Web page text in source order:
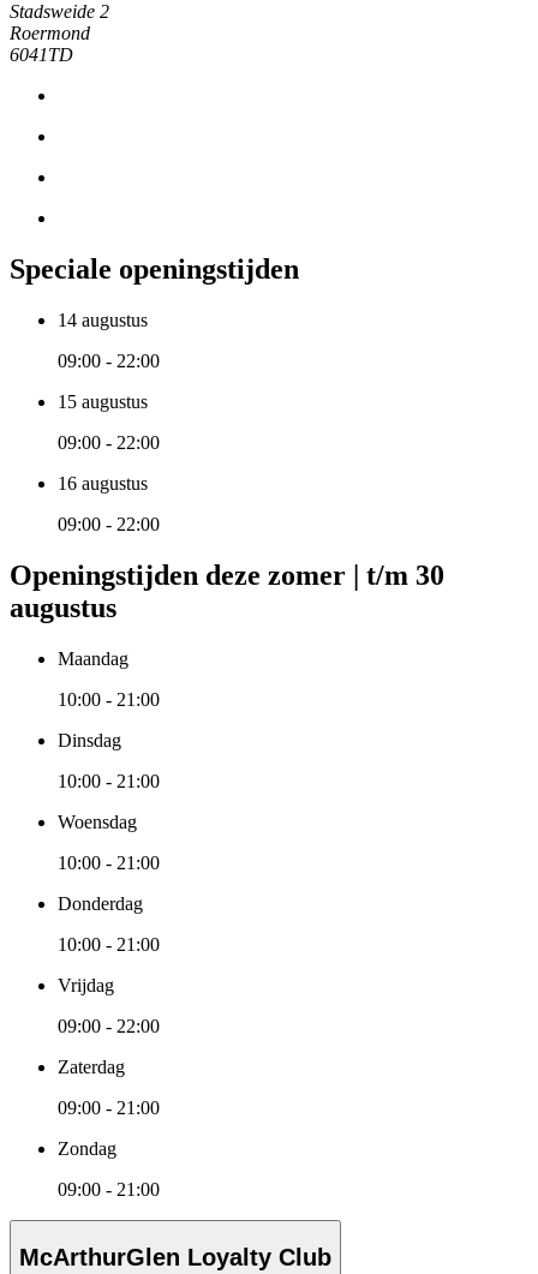
Stadsweide 2
Roermond
6041TD
Speciale openingstijden
14 augustus
09:00 - 22:00
15 augustus
09:00 - 22:00
16 augustus
09:00 - 22:00
Openingstijden deze zomer | t/m 30
augustus
Maandag
10:00 - 21:00
Dinsdag
10:00 - 21:00
Woensdag
10:00 - 21:00
Donderdag
10:00 - 21:00
Vrijdag
09:00 - 22:00
Zaterdag
09:00 - 21:00
Zondag
09:00 - 21:00
McArthurGlen Loyalty Club